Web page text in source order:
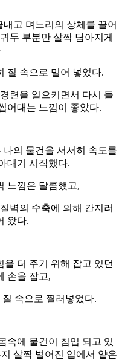
고 며느리의 상체를 끌어
두 부분만 살짝 담아지게
질 속으로 밀어 넣었다.
련을 일으키면서 다시 들
어대는 느낌이 좋았다.
의 물건을 서서히 속도를
대기 시작했다.
느낌은 달콤했고,
벽의 수축에 의해 간지러
왔다.
더 주기 위해 잡고 있던
손을 잡고,
속으로 찔러넣었다.
속에 물건이 침입 되고 있
살짝 벌어진 입에서 얕은